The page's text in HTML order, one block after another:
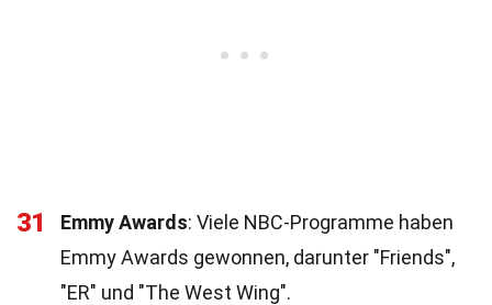
31 Emmy Awards: Viele NBC-Programme haben
Emmy Awards gewonnen, darunter "Friends",
"ER" und "The West Wing".